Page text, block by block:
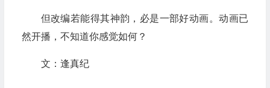
但改编若能得其神韵，必是一部好动画。动画已
然开播，不知道你感觉如何？
文：逢真纪